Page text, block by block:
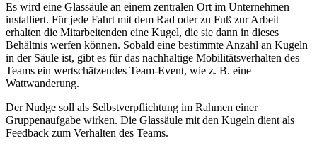
Es wird eine Glassäule an einem zentralen Ort im Unternehmen
installiert. Für jede Fahrt mit dem Rad oder zu Fuß zur Arbeit
erhalten die Mitarbeitenden eine Kugel, die sie dann in dieses
Behältnis werfen können. Sobald eine bestimmte Anzahl an Kugeln
in der Säule ist, gibt es für das nachhaltige Mobilitätsverhalten des
Teams ein wertschätzendes Team-Event, wie z. B. eine
Wattwanderung.
Der Nudge soll als Selbstverpflichtung im Rahmen einer
Gruppenaufgabe wirken. Die Glassäule mit den Kugeln dient als
Feedback zum Verhalten des Teams.